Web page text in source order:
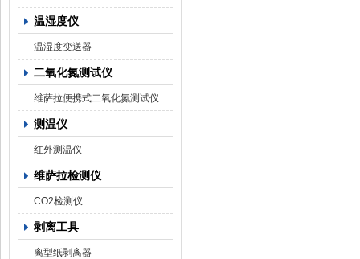
温湿度仪
温湿度变送器
二氧化氮测试仪
维萨拉便携式二氧化氮测试仪
测温仪
红外测温仪
维萨拉检测仪
CO2检测仪
剥离工具
离型纸剥离器